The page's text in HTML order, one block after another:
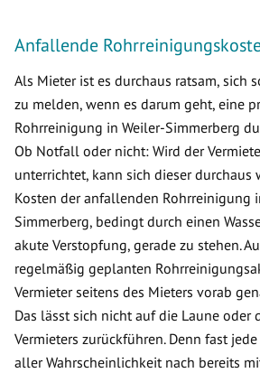
Anfallende
Als Mieter ist es durchaus ratsam, sich
zu melden, wenn es darum geht, eine
Rohrreinigung in Weiler-Simmerberg
Ob Notfall oder nicht: Wird der
unterrichtet, kann sich dieser durchaus
Kosten der anfallenden Rohrreinigung
Simmerberg, bedingt durch einen
akute Verstopfung, gerade zu stehen.
regelmäßig geplanten
Vermieter seitens des Mieters vorab
Das lässt sich nicht auf die Laune oder
Vermieters zurückführen. Denn fast
aller Wahrscheinlichkeit nach bereits